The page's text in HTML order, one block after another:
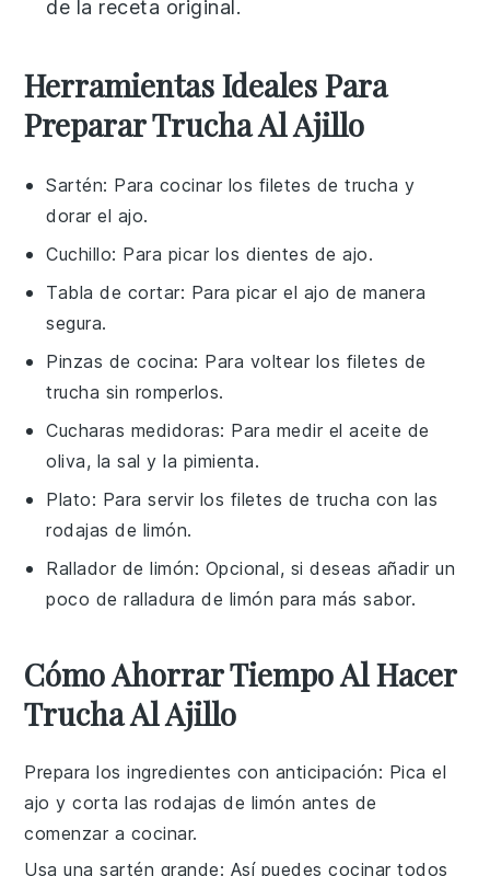
de la receta original.
Herramientas Ideales Para
Preparar Trucha Al Ajillo
Sartén: Para cocinar los filetes de trucha y
dorar el ajo.
Cuchillo: Para picar los dientes de ajo.
Tabla de cortar: Para picar el ajo de manera
segura.
Pinzas de cocina: Para voltear los filetes de
trucha sin romperlos.
Cucharas medidoras: Para medir el aceite de
oliva, la sal y la pimienta.
Plato: Para servir los filetes de trucha con las
rodajas de limón.
Rallador de limón: Opcional, si deseas añadir un
poco de ralladura de limón para más sabor.
Cómo Ahorrar Tiempo Al Hacer
Trucha Al Ajillo
Prepara los ingredientes con anticipación: Pica el
ajo y corta lasrodajas de limón antes de
comenzar a cocinar.
Usa una sartén grande: Así puedes cocinar todos